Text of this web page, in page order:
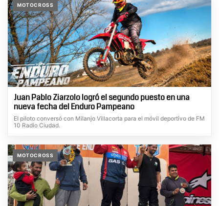
MOTOCROSS
Juan Pablo Ziarzolo logró el segundo puesto en una
nueva fecha del Enduro Pampeano
El piloto conversó con Milanjo Villacorta para el móvil deportivo de FM
10 Radio Ciudad.
MOTOCROSS